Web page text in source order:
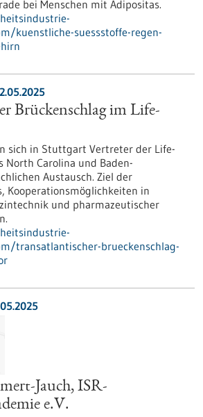
bei Menschen mit Adipositas.
kuenstliche-suessstoffe-regen-
Brückenschlag im Life-
sich in Stuttgart Vertreter der Life-
North Carolina und Baden-
Austausch. Ziel der
Kooperationsmöglichkeiten in
und pharmazeutischer
transatlantischer-brueckenschlag-
Jauch, ISR-
e.V.